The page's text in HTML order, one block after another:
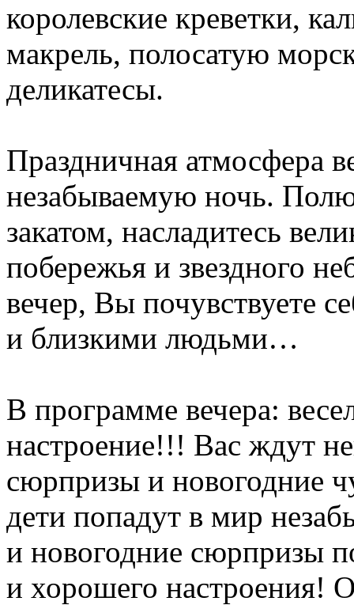
королевские креветки,
макрель, полосатую
деликатесы.
Праздничная атмосфера
незабываемую ночь.
закатом, насладитесь
побережья и звездного
вечер, Вы почувствуете
и близкими людьми…
В программе вечера:
настроение!!! Вас ждут
сюрпризы и новогодние
дети попадут в мир
и новогодние сюрпризы
и хорошего настроения!